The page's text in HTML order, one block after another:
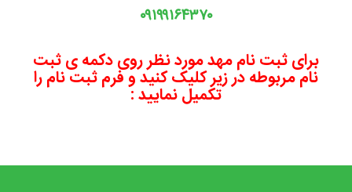
۰۹۱۹۹۱۶۴۳۷۰
برای ثبت نام مهد مورد نظر روی دکمه ی ثبت
نام مربوطه در زیر کلیک کنید و فرم ثبت نام را
تکمیل نمایید :